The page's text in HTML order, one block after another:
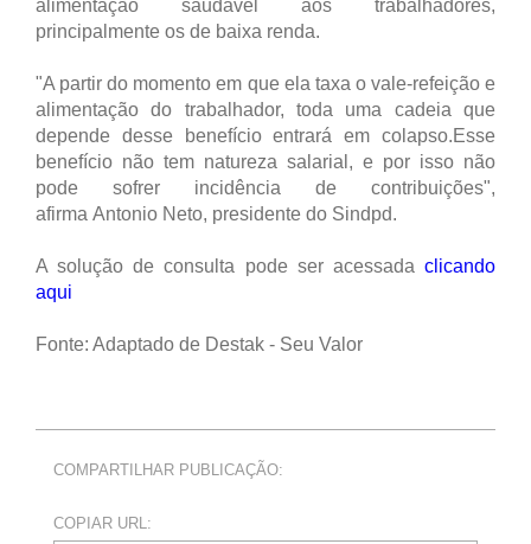
alimentação saudável aos trabalhadores,
principalmente os de baixa renda.
"A partir do momento em que ela taxa o vale-refeição e
alimentação do trabalhador, toda uma cadeia que
depende desse benefício entrará em colapso.Esse
benefício não tem natureza salarial, e por isso não
pode sofrer incidência de contribuições",
afirma Antonio Neto, presidente do Sindpd.
A solução de consulta pode ser acessada clicando
aqui
Fonte: Adaptado de Destak - Seu Valor
COMPARTILHAR PUBLICAÇÃO:
COPIAR URL: